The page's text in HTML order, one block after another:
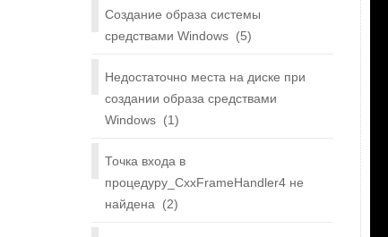
Создание образа системы
средствами Windows (5)
Недостаточно места на диске при
создании образа средствами
Windows (1)
Точка входа в
процедуру_CxxFrameHandler4 не
найдена
(2)